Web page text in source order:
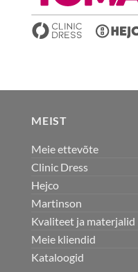
MEIST
Meie ettevõte
Clinic Dress
Hejco
Martinson
Kvaliteet ja materjalid
Meie kliendid
Kataloogid